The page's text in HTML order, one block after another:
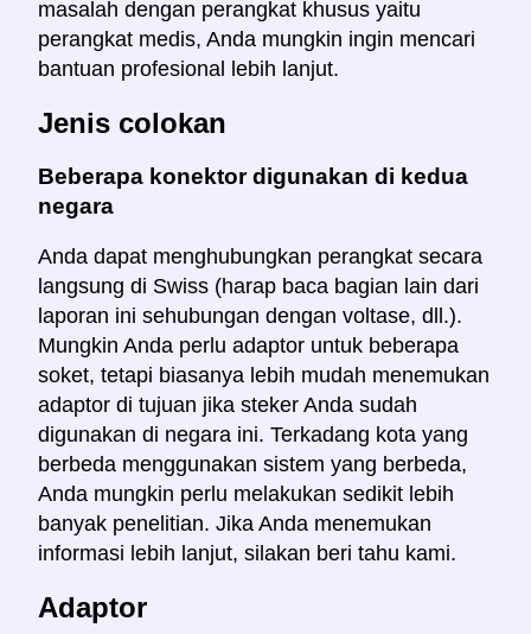
masalah dengan perangkat khusus yaitu
perangkat medis, Anda mungkin ingin mencari
bantuan profesional lebih lanjut.
Jenis colokan
Beberapa konektor digunakan di kedua
negara
Anda dapat menghubungkan perangkat secara
langsung di Swiss (harap baca bagian lain dari
laporan ini sehubungan dengan voltase, dll.).
Mungkin Anda perlu adaptor untuk beberapa
soket, tetapi biasanya lebih mudah menemukan
adaptor di tujuan jika steker Anda sudah
digunakan di negara ini. Terkadang kota yang
berbeda menggunakan sistem yang berbeda,
Anda mungkin perlu melakukan sedikit lebih
banyak penelitian. Jika Anda menemukan
informasi lebih lanjut, silakan beri tahu kami.
Adaptor